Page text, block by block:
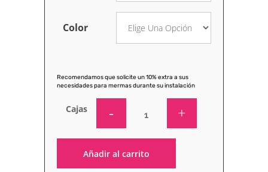
Color
Recomendamos que solicite un 10% extra a sus
necesidades para mermas durante su instalación
Cajas
Añadir al carrito